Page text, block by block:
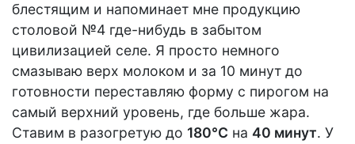
блестящим и напоминает мне продукцию
столовой №4 где-нибудь в забытом
цивилизацией селе. Я просто немного
смазываю верх молоком и за 10 минут до
готовности переставляю форму с пирогом на
самый верхний уровень, где больше жара.
Ставим в разогретую до 180°С на 40 минут. У